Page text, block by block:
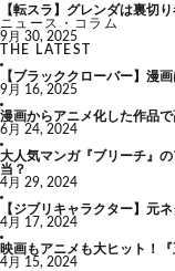
【転スラ】グレンダは裏切
ニュース・コラム
9月 30, 2025
THE LATEST
【ブラッククローバー】漫
9月 16, 2025
漫画からアニメ化した作品
6月 24, 2024
大人気マンガ『ブリーチ』
当？
4月 29, 2024
【ジブリキャラクター】元
4月 17, 2024
映画もアニメも大ヒット！
4月 15, 2024